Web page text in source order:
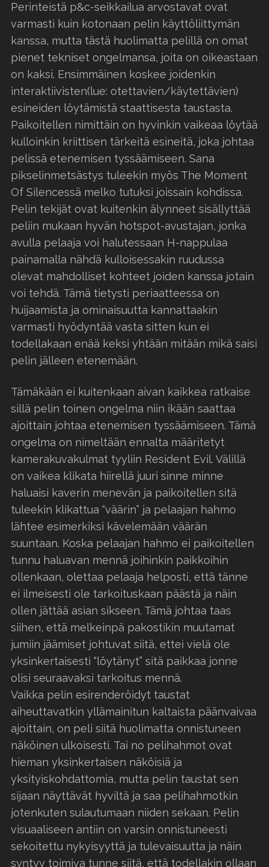
Perinteistä p&c-seikkailua arvostavat ovat
varmasti kuin kotonaan pelin käyttöliittymän
kanssa, mutta tästä huolimatta pelillä on omat
pienet tekniset ongelmansa, joita on oikeastaan
on kaksi. Ensimmäinen koskee joidenkin
interaktiivisten(lue: otettavien/käytettävien)
esineiden löytämistä staattisesta taustasta.
Paikoitellen nimittäin on hyvinkin vaikeaa löytää
kulloinkin kriittisen tärkeitä esineitä, joka johtaa
pelissä etenemisen tyssäämiseen. Sana
pikselinmetsästys tuleekin myös The Moment
Of Silencessä melko tutuksi joissain kohdissa.
Pelin tekijät ovat kuitenkin älynneet sisällyttää
peliin mukaan hyvän hotspot-avustajan, jonka
avulla pelaaja voi halutessaan H-nappulaa
painamalla nähdä kulloisessakin ruudussa
olevat mahdolliset kohteet joiden kanssa jotain
voi tehdä. Tämä tietysti periaatteessa on
huijaamista ja ominaisuutta kannattaakin
varmasti hyödyntää vasta sitten kun ei
todellakaan enää keksi yhtään mitään mikä saisi
pelin jälleen etenemään.
Tämäkään ei kuitenkaan aivan kaikkea ratkaise
sillä pelin toinen ongelma niin ikään saattaa
ajoittain johtaa etenemisen tyssäämiseen. Tämä
ongelma on nimeltään ennalta määritetyt
kamerakuvakulmat tyyliin Resident Evil. Välillä
on vaikea klikata hiirellä juuri sinne minne
haluaisi kaverin menevän ja paikoitellen sitä
tuleekin klikattua “väärin” ja pelaajan hahmo
lähtee esimerkiksi kävelemään väärän
suuntaan. Koska pelaajan hahmo ei paikoitellen
tunnu haluavan mennä joihinkin paikkoihin
ollenkaan, olettaa pelaaja helposti, että tänne
ei ilmeisesti ole tarkoituskaan päästä ja näin
ollen jättää asian sikseen. Tämä johtaa taas
siihen, että melkeinpä pakostikin muutamat
jumiin jäämiset johtuvat siitä, ettei vielä ole
yksinkertaisesti “löytänyt” sitä paikkaa jonne
olisi seuraavaksi tarkoitus mennä.
Vaikka pelin esirenderöidyt taustat
aiheuttavatkin yllämainitun kaltaista päänvaivaa
ajoittain, on peli siitä huolimatta onnistuneen
näköinen ulkoisesti. Tai no pelihahmot ovat
hieman yksinkertaisen näköisiä ja
yksityiskohdattomia, mutta pelin taustat sen
sijaan näyttävät hyviltä ja saa pelihahmotkin
jotenkuten sulautumaan niiden sekaan. Pelin
visuaaliseen antiin on varsin onnistuneesti
sekoitettu nykyisyyttä ja tulevaisuutta ja näin
syntyy toimiva tunne siitä, että todellakin ollaan